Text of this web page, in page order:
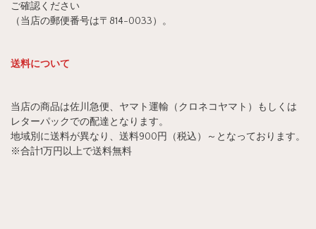
ご確認ください
（当店の郵便番号は〒814-0033）。
送料について
当店の商品は佐川急便、ヤマト運輸（クロネコヤマト）もしくは
レターパックでの配達となります。
地域別に送料が異なり、送料900円（税込）～となっております。
※合計1万円以上で送料無料